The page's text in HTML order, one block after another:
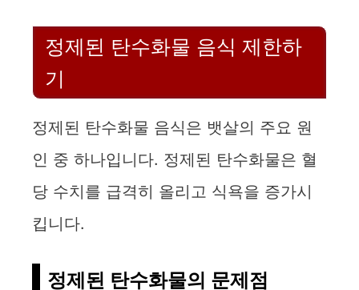
정제된 탄수화물 음식 제한하
기
정제된 탄수화물 음식은 뱃살의 주요 원
인 중 하나입니다. 정제된 탄수화물은 혈
당 수치를 급격히 올리고 식욕을 증가시
킵니다.
정제된 탄수화물의 문제점